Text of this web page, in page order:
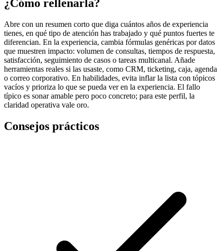
¿Cómo rellenarla?
Abre con un resumen corto que diga cuántos años de experiencia
tienes, en qué tipo de atención has trabajado y qué puntos fuertes te
diferencian. En la experiencia, cambia fórmulas genéricas por datos
que muestren impacto: volumen de consultas, tiempos de respuesta,
satisfacción, seguimiento de casos o tareas multicanal. Añade
herramientas reales si las usaste, como CRM, ticketing, caja, agenda
o correo corporativo. En habilidades, evita inflar la lista con tópicos
vacíos y prioriza lo que se pueda ver en la experiencia. El fallo
típico es sonar amable pero poco concreto; para este perfil, la
claridad operativa vale oro.
Consejos prácticos